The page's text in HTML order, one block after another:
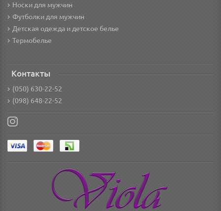
Носки для мужчин
Футболки для мужчин
Детская одежда и детское белье
Термобелье
Контакты
(050) 630-22-52
(098) 648-22-52